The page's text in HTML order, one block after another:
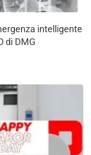
intelligente
di DMG